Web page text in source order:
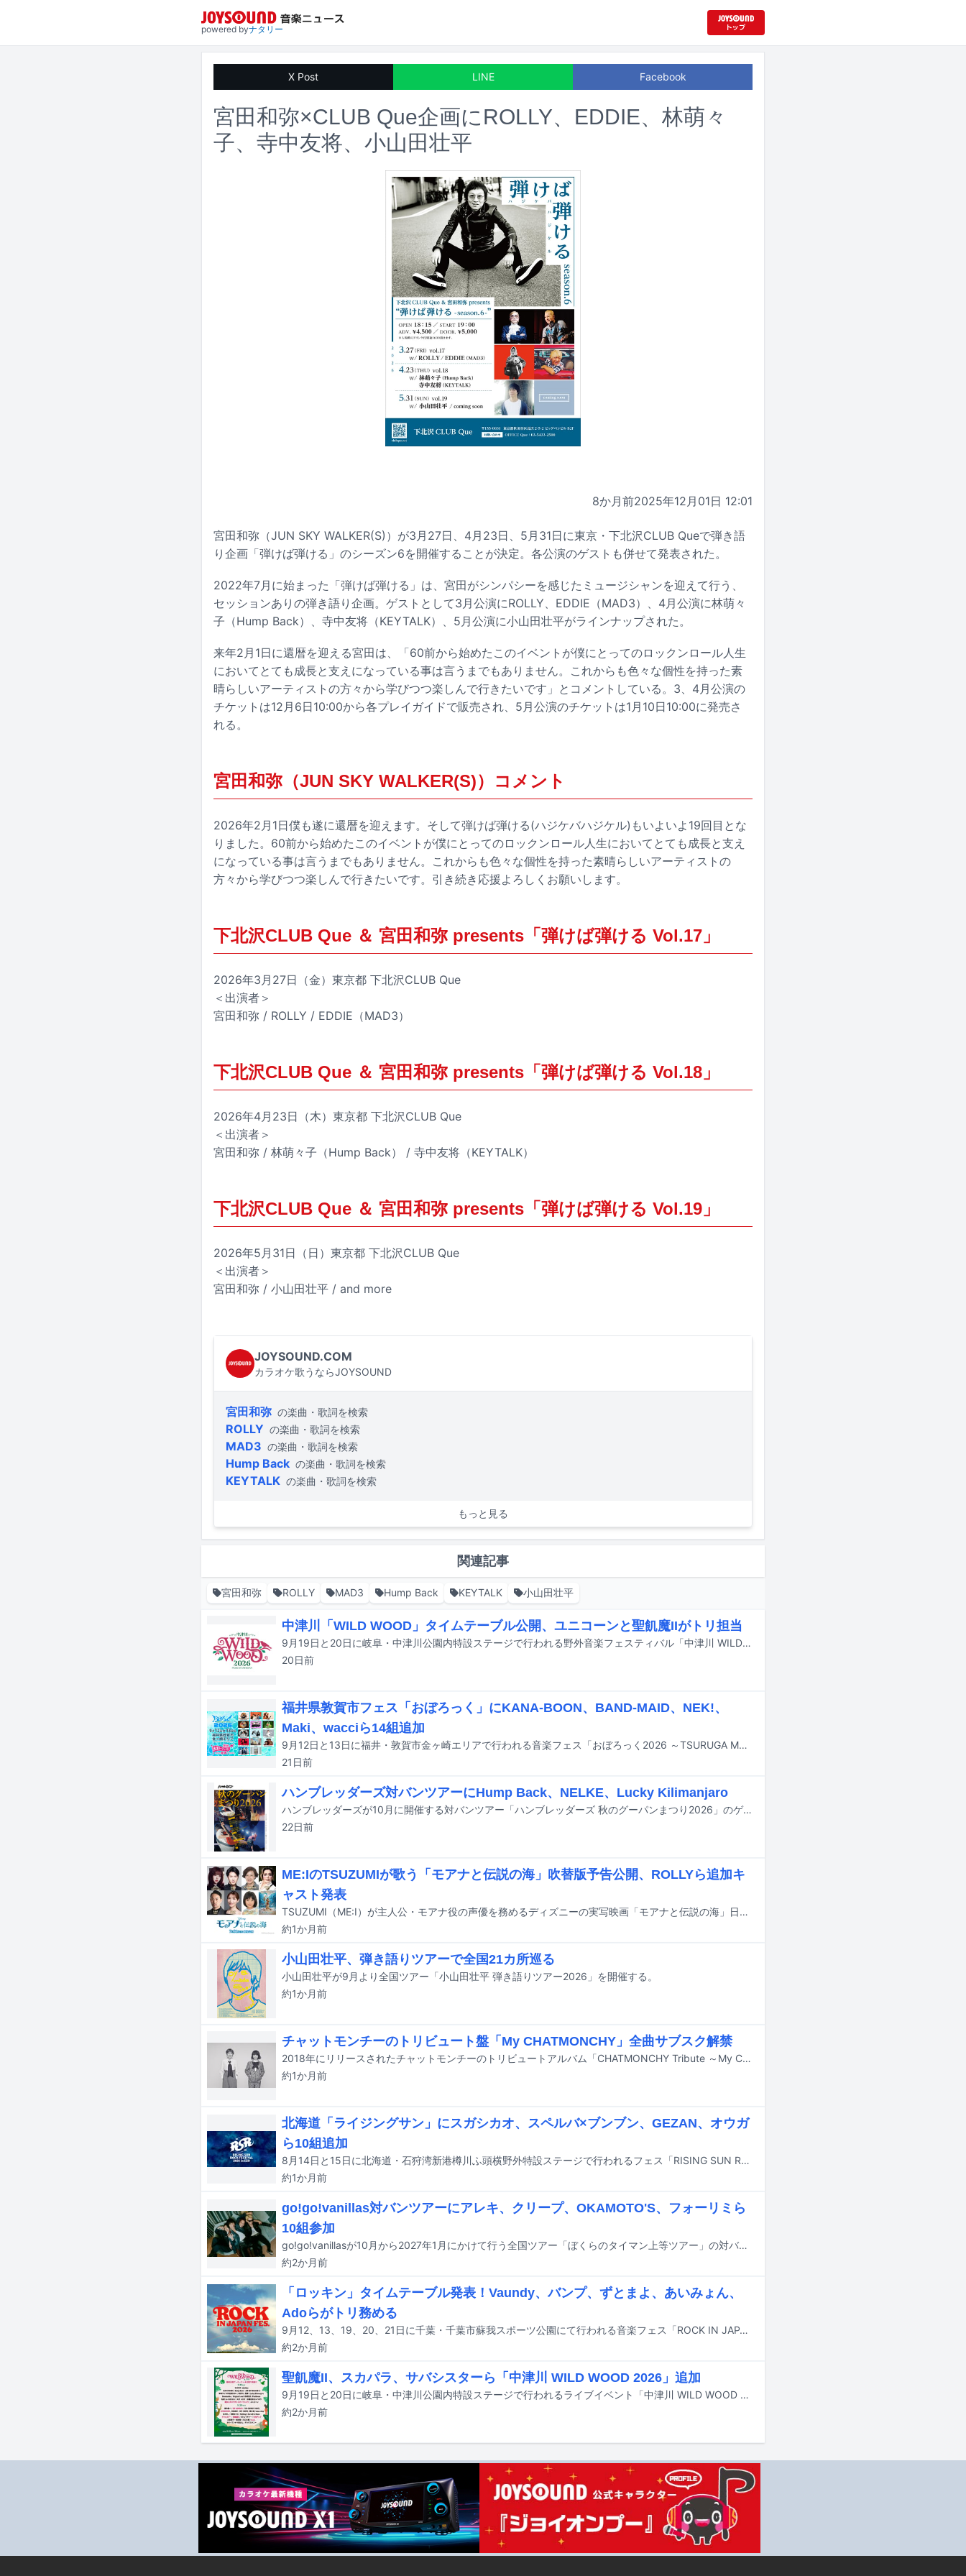
powered byナタリー
X Post LINE Facebook
宮田和弥×CLUB Que企画にROLLY、EDDIE、林萌々
子、寺中友将、小山田壮平
8か月前2025年12月01日 12:01
宮田和弥（JUN SKY WALKER(S)）が3月27日、4月23日、5月31日に東京・下北沢CLUB Queで弾き語
り企画「弾けば弾ける」のシーズン6を開催することが決定。各公演のゲストも併せて発表された。
2022年7月に始まった「弾けば弾ける」は、宮田がシンパシーを感じたミュージシャンを迎えて行う、
セッションありの弾き語り企画。ゲストとして3月公演にROLLY、EDDIE（MAD3）、4月公演に林萌々
子（Hump Back）、寺中友将（KEYTALK）、5月公演に小山田壮平がラインナップされた。
来年2月1日に還暦を迎える宮田は、「60前から始めたこのイベントが僕にとってのロックンロール人生
においてとても成長と支えになっている事は言うまでもありません。これからも色々な個性を持った素
晴らしいアーティストの方々から学びつつ楽しんで行きたいです」とコメントしている。3、4月公演の
チケットは12月6日10:00から各プレイガイドで販売され、5月公演のチケットは1月10日10:00に発売さ
れる。
宮田和弥（JUN SKY WALKER(S)）コメント
2026年2月1日僕も遂に還暦を迎えます。そして弾けば弾ける(ハジケバハジケル)もいよいよ19回目とな
りました。60前から始めたこのイベントが僕にとってのロックンロール人生においてとても成長と支え
になっている事は言うまでもありません。これからも色々な個性を持った素晴らしいアーティストの
方々から学びつつ楽しんで行きたいです。引き続き応援よろしくお願いします。
下北沢CLUB Que ＆ 宮田和弥 presents「弾けば弾ける Vol.17」
2026年3月27日（金）東京都 下北沢CLUB Que
＜出演者＞
宮田和弥 / ROLLY / EDDIE（MAD3）
下北沢CLUB Que ＆ 宮田和弥 presents「弾けば弾ける Vol.18」
2026年4月23日（木）東京都 下北沢CLUB Que
＜出演者＞
宮田和弥 / 林萌々子（Hump Back） / 寺中友将（KEYTALK）
下北沢CLUB Que ＆ 宮田和弥 presents「弾けば弾ける Vol.19」
2026年5月31日（日）東京都 下北沢CLUB Que
＜出演者＞
宮田和弥 / 小山田壮平 / and more
JOYSOUND.COM
カラオケ歌うならJOYSOUND
宮田和弥 の楽曲・歌詞を検索
ROLLY の楽曲・歌詞を検索
MAD3 の楽曲・歌詞を検索
Hump Back の楽曲・歌詞を検索
KEYTALK の楽曲・歌詞を検索
もっと見る
関連記事
宮田和弥 ROLLY MAD3 Hump Back KEYTALK 小山田壮平
中津川「WILD WOOD」タイムテーブル公開、ユニコーンと聖飢魔IIがトリ担当
9月19日と20日に岐阜・中津川公園内特設ステージで行われる野外音楽フェスティバル「中津川 WILD WOOD 2026」のタイムテーブルが公開された。
20日前
福井県敦賀市フェス「おぼろっく」にKANA-BOON、BAND-MAID、NEK!、
Maki、wacciら14組追加
9月12日と13日に福井・敦賀市金ヶ崎エリアで行われる音楽フェス「おぼろっく2026 ～TSURUGA MUSIC FESTIVAL～」の最終出演アーティストと日割りが発表された。
21日前
ハンブレッダーズ対バンツアーにHump Back、NELKE、Lucky Kilimanjaro
ハンブレッダーズが10月に開催する対バンツアー「ハンブレッダーズ 秋のグーパンまつり2026」のゲストアーティスト第1弾が発表された。
22日前
ME:IのTSUZUMIが歌う「モアナと伝説の海」吹替版予告公開、ROLLYら追加キ
ャスト発表
TSUZUMI（ME:I）が主人公・モアナ役の声優を務めるディズニーの実写映画「モアナと伝説の海」日本語吹替版の予告映像がYouTubeで公開された。
約1か月前
小山田壮平、弾き語りツアーで全国21カ所巡る
小山田壮平が9月より全国ツアー「小山田壮平 弾き語りツアー2026」を開催する。
約1か月前
チャットモンチーのトリビュート盤「My CHATMONCHY」全曲サブスク解禁
2018年にリリースされたチャットモンチーのトリビュートアルバム「CHATMONCHY Tribute ～My CHATMONCHY～」の全曲配信が、本日7月1日に各種ストリーミングサービスでスタートした。
約1か月前
北海道「ライジングサン」にスガシカオ、スペルバ×ブンブン、GEZAN、オウガ
ら10組追加
8月14日と15日に北海道・石狩湾新港樽川ふ頭横野外特設ステージで行われるフェス「RISING SUN ROCK FESTIVAL 2026 in EZO」の出演アーティスト第4弾が発表された。
約1か月前
go!go!vanillas対バンツアーにアレキ、クリープ、OKAMOTO'S、フォーリミら
10組参加
go!go!vanillasが10月から2027年1月にかけて行う全国ツアー「ぼくらのタイマン上等ツアー」の対バンアーティストが発表された。
約2か月前
「ロッキン」タイムテーブル発表！Vaundy、バンプ、ずとまよ、あいみょん、
Adoらがトリ務める
9月12、13、19、20、21日に千葉・千葉市蘇我スポーツ公園にて行われる音楽フェス「ROCK IN JAPAN FESTIVAL 2026」のタイムテーブルが発表された。
約2か月前
聖飢魔II、スカパラ、サバシスターら「中津川 WILD WOOD 2026」追加
9月19日と20日に岐阜・中津川公園内特設ステージで行われるライブイベント「中津川 WILD WOOD 2026」の最終出演アーティストが発表された。
約2か月前